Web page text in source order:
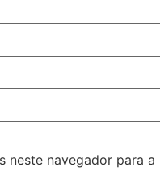
neste navegador para